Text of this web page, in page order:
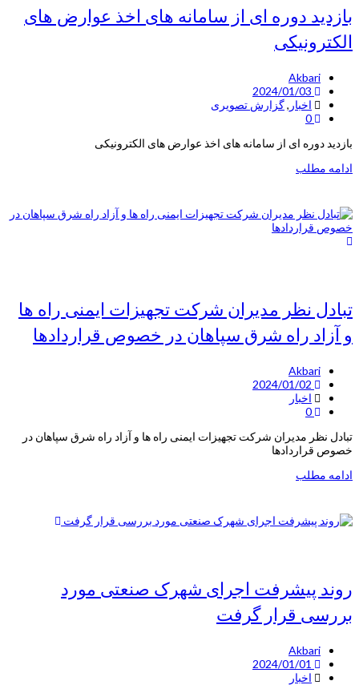
بازدید دوره ای از سامانه های اخذ عوارض های
الکترونیکی
Akbari
اخبار ,گزارش تصویری
بازدید دوره ای از سامانه های اخذ عوارض های الکترونیکی
ادامه مطلب
تبادل نظر مدیران شرکت تجهیزات ایمنی راه ها
و آزاد راه شرق سپاهان در خصوص قراردادها
Akbari
اخبار
تبادل نظر مدیران شرکت تجهیزات ایمنی راه ها و آزاد راه شرق سپاهان در
خصوص قراردادها
ادامه مطلب
روند پیشرفت اجرای شهرک صنعتی مورد
بررسی قرار گرفت
Akbari
اخبار